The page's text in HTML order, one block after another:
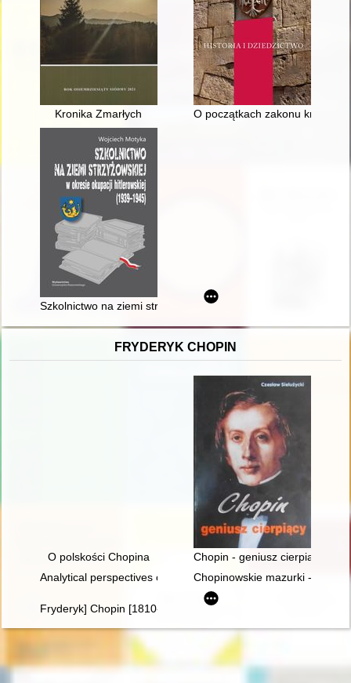
Kronika Zmarłych O początkach zakonu
Szkolnictwo na ziemi strzyżowskiej w okresie okupacji
FRYDERYK CHOPIN
O polskości Chopina
Chopin - geniusz cierpiący
Analytical perspectives on the music of Chopin
Chopinowskie mazurki - czyli
Fryderyk] Chopin [1810-1849]. Życie i droga twórcza